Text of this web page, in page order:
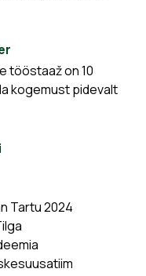
tööstaaž on 10
kogemust pidevalt
Tartu 2024